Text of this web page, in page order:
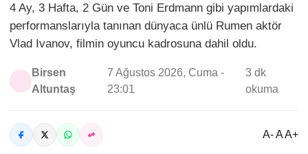
4 Ay, 3 Hafta, 2 Gün ve Toni Erdmann gibi yapımlardaki
performanslarıyla tanınan dünyaca ünlü Rumen aktör
Vlad Ivanov, filmin oyuncu kadrosuna dahil oldu.
Birsen
Altuntaş
7 Ağustos 2026, Cuma -
23:01
3 dk
okuma
A- A A+